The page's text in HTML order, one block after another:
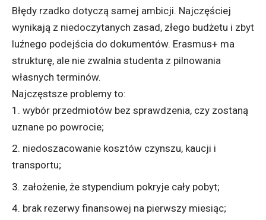
Błędy rzadko dotyczą samej ambicji. Najczęściej
wynikają z niedoczytanych zasad, złego budżetu i zbyt
luźnego podejścia do dokumentów. Erasmus+ ma
strukturę, ale nie zwalnia studenta z pilnowania
własnych terminów.
Najczęstsze problemy to:
wybór przedmiotów bez sprawdzenia, czy zostaną
uznane po powrocie;
niedoszacowanie kosztów czynszu, kaucji i
transportu;
założenie, że stypendium pokryje cały pobyt;
brak rezerwy finansowej na pierwszy miesiąc;